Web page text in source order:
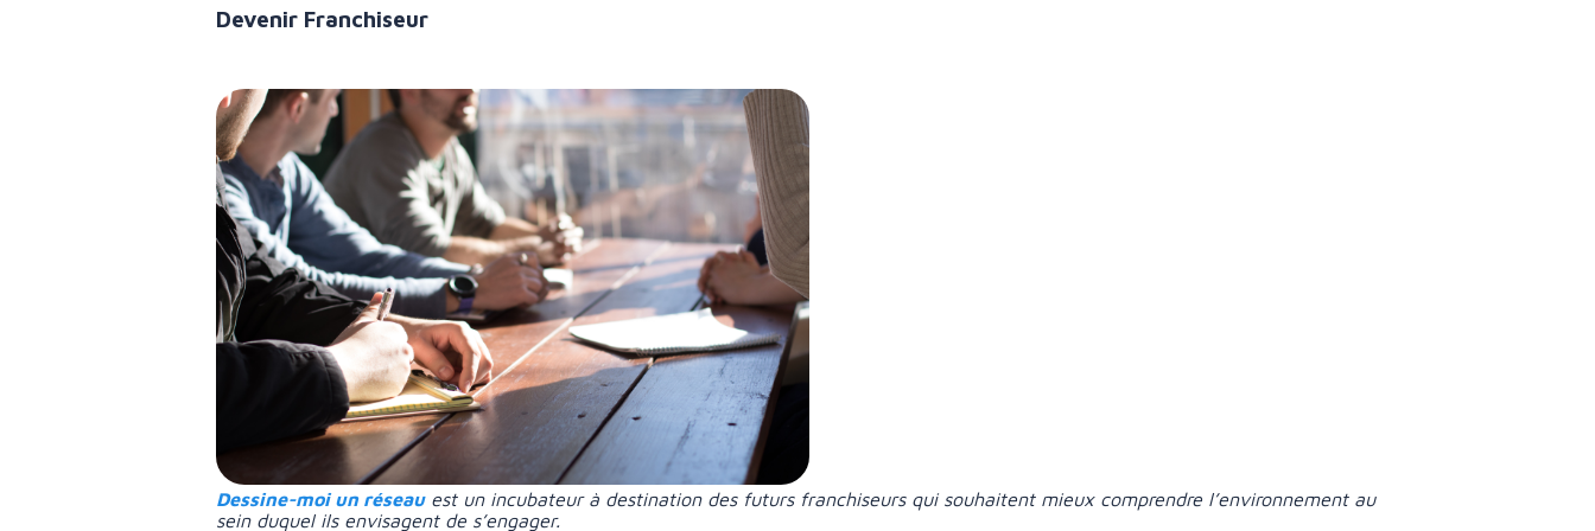
Devenir Franchiseur
Dessine-moi un réseauest un incubateur à destination des futurs franchiseurs qui souhaitent mieux comprendre l’environnement au
sein duquel ils envisagent de s’engager.